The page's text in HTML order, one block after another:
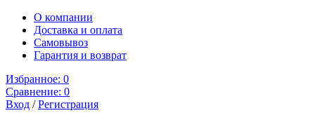
О компании
Доставка и оплата
Самовывоз
Гарантия и возврат
Избранное: 0
Сравнение: 0
Вход /Регистрация